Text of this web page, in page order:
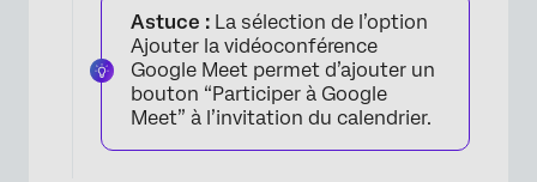
Astuce : La sélection de l’option
Ajouter la vidéoconférence
Google Meet permet d’ajouter un
bouton “Participer à Google
Meet” à l’invitation du calendrier.